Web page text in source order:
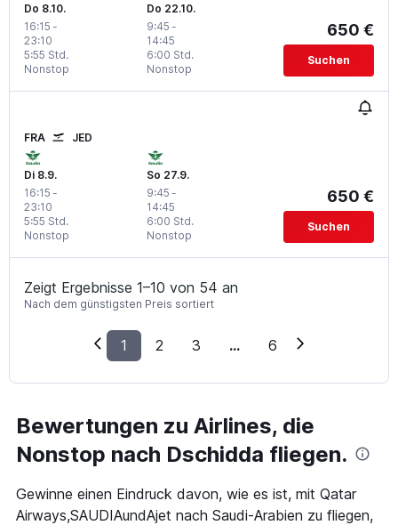
Do 8.10.
16:15 -
23:10
Nonstop
5:55 Std.
Do 22.10.
9:45 -
14:45
Nonstop
6:00 Std.
650 €
Suchen
FRA JED
Di 8.9.
16:15 -
23:10
Nonstop
5:55 Std.
So 27.9.
9:45 -
14:45
Nonstop
6:00 Std.
650 €
Suchen
Zeigt Ergebnisse 1–10 von 54 an
Nach dem günstigsten Preis sortiert
1 2 3 ... 6
Bewertungen zu Airlines, die
Nonstop nach Dschidda fliegen.
Gewinne einen Eindruck davon, wie es ist, mit Qatar
Airways,SAUDIAundAjet nach Saudi-Arabien zu fliegen,